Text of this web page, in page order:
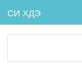
СИ ХДЭ